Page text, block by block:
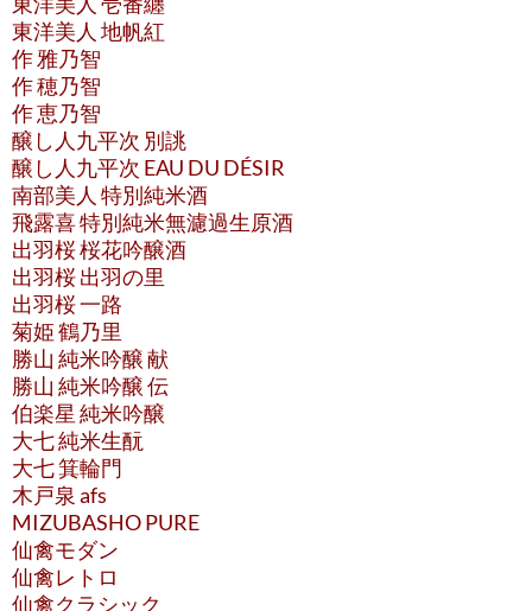
東洋美人 地帆紅
作 雅乃智
作 穂乃智
作 恵乃智
醸し人九平次 別誂
醸し人九平次 EAU DU DÉSIR
南部美人 特別純米酒
飛露喜 特別純米無濾過生原酒
出羽桜 桜花吟醸酒
出羽桜 出羽の里
出羽桜 一路
菊姫 鶴乃里
勝山 純米吟醸 献
勝山 純米吟醸 伝
伯楽星 純米吟醸
大七 純米生酛
大七 箕輪門
木戸泉 afs
MIZUBASHO PURE
仙禽モダン
仙禽レトロ
仙禽クラシック